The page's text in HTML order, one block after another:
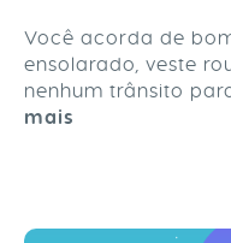
Você acorda de
ensolarado, veste
nenhum trânsito
mais